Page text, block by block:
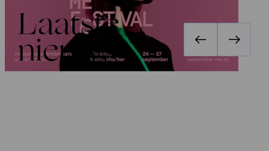
Laatste
nieuws